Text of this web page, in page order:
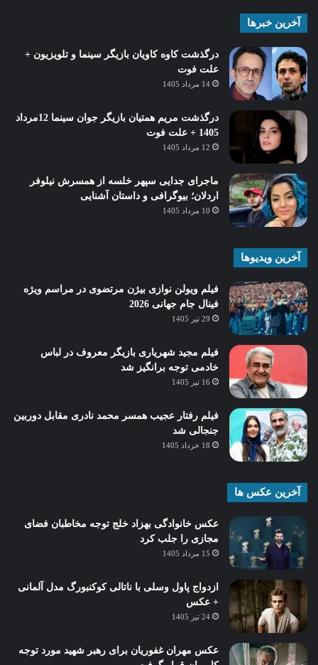
آخرین خبرها
درگذشت کاوه کاویان بازیگر سینما و تلویزیون +
علت فوت
14 مرداد 1405
درگذشت مریم همتیان بازیگر جوان سینما 12مرداد
1405 + علت فوت
12 مرداد 1405
ماجرای جدایی سپهر خلسه از همسرش نیلوفر
اردلان؛ بیوگرافی و داستان آشنایی
10 مرداد 1405
آخرین ویدیوها
فیلم ویولن نوازی بیژن مرتضوی در مراسم ویژه
فینال جام جهانی 2026
29 تیر 1405
فیلم مجید شهریاری بازیگر معروف در لباس
خادمی توجه برانگیز شد
16 تیر 1405
فیلم رفتار عجیب همسر محمد نادری مقابل دوربین
جنجالی شد
18 خرداد 1405
آخرین عکس ها
عکس خانوادگی بهزاد خلج توجه مخاطبان فضای
مجازی را جلب کرد
15 مرداد 1405
ازدواج پاول وسلی با ناتالی کوکنبورگ مدل آلمانی
+ عکس
24 تیر 1405
عکس مهران غفوریان برای رهبر شهید مورد توجه